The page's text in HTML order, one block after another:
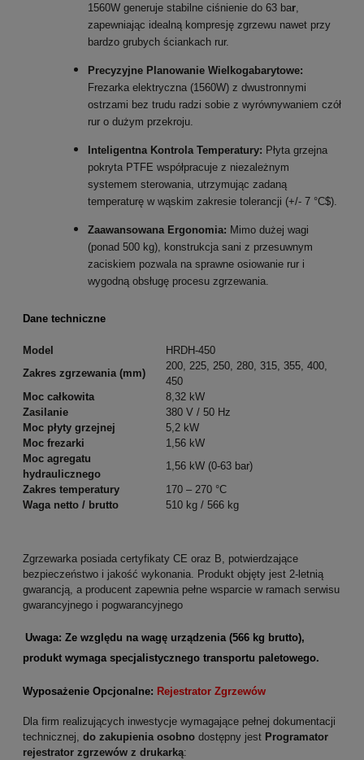
1560W generuje stabilne ciśnienie do 63 bar
zapewniając idealną kompresję zgrzewu nawet przy
bardzo grubych ściankach rur.
Precyzyjne Planowanie Wielkogabarytowe:
Frezarka elektryczna (1560W) z dwustronnymi
ostrzami bez trudu radzi sobie z wyrównywaniem czół
rur o dużym przekroju.
Inteligentna Kontrola Temperatury: Płyta grzejna
pokryta PTFE współpracuje z niezależnym
systemem sterowania, utrzymując zadaną
temperaturę w wąskim zakresie tolerancji (+/- 7 °C$).
Zaawansowana Ergonomia: Mimo dużej wagi
(ponad 500 kg), konstrukcja sani z przesuwnym
zaciskiem pozwala na sprawne osiowanie rur i
wygodną obsługę procesu zgrzewania.
Dane techniczne
Model
HRDH-450
Zakres zgrzewania (mm)
200, 225, 250, 280, 315, 355, 400,
450
Moc całkowita
8,32 kW
Zasilanie
380 V / 50 Hz
Moc płyty grzejnej
5,2 kW
Moc frezarki
1,56 kW
Moc agregatu
hydraulicznego
1,56 kW (0-63 bar)
Zakres temperatury
170 – 270 °C
Waga netto / brutto
510 kg / 566 kg
Zgrzewarka posiada certyfikaty CE oraz B, potwierdzające
bezpieczeństwo i jakość wykonania. Produkt objęty jest 2-letnią
gwarancją, a producent zapewnia pełne wsparcie w ramach serwisu
gwarancyjnego i pogwarancyjnego
Uwaga: Ze względu na wagę urządzenia (566 kg brutto),
produkt wymaga specjalistycznego transportu paletowego.
Wyposażenie Opcjonalne: Rejestrator Zgrzewów
Dla firm realizujących inwestycje wymagające pełnej dokumentacji
technicznej, do zakupienia osobno dostępny jest Programator
rejestrator zgrzewów z drukarką: